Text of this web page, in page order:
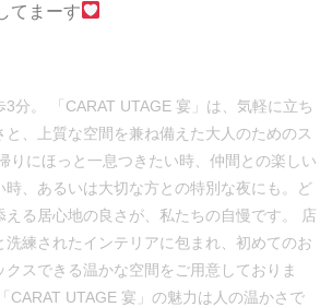
てまーす
分。 「CARAT UTAGE 宴」は、気軽に立ち
と、上質な空間を兼ね備えた大人のためのス
りにほっと一息つきたい時、仲間との楽しい
時、あるいは大切な方との特別な夜にも。ど
える居心地の良さが、私たちの自慢です。 店
洗練されたインテリアに包まれ、初めてのお
スできる温かな空間をご用意しておりま
CARAT UTAGE 宴」の魅力は人の温かさで